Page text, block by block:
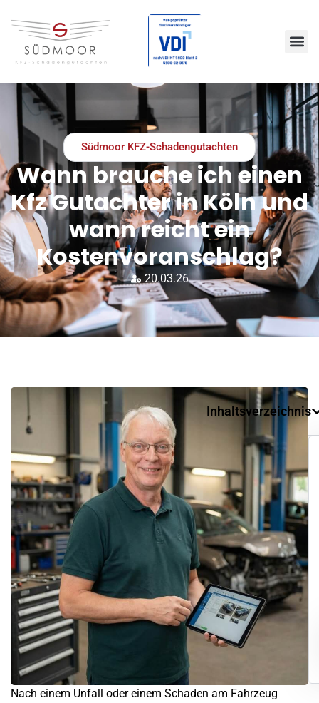
Südmoor KFZ-Schadengutachten
Wann brauche ich einen
Kfz Gutachter in Köln und
wann reicht ein
Kostenvoranschlag?
20.03.26
Nach einem Unfall oder einem Schaden am Fahrzeug
Inhaltsverzeichnis